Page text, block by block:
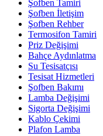
Şofben Tamiri
Şofben İletişim
Şofben Rehber
Termosifon Tamiri
Priz Değişimi
Bahçe Aydınlatma
Su Tesisatçısı
Tesisat Hizmetleri
Şofben Bakımı
Lamba Değişimi
Sigorta Değişimi
Kablo Çekimi
Plafon Lamba